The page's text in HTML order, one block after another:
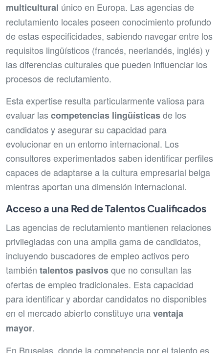
multicultural único en Europa. Las agencias de
reclutamiento locales poseen conocimiento profundo
de estas especificidades, sabiendo navegar entre los
requisitos lingüísticos (francés, neerlandés, inglés) y
las diferencias culturales que pueden influenciar los
procesos de reclutamiento.
Esta expertise resulta particularmente valiosa para
evaluar las competencias lingüísticasde los
candidatos y asegurar su capacidad para
evolucionar en un entorno internacional. Los
consultores experimentados saben identificar perfiles
capaces de adaptarse a la cultura empresarial belga
mientras aportan una dimensión internacional.
Acceso a una Red de Talentos Cualificados
Las agencias de reclutamiento mantienen relaciones
privilegiadas con una amplia gama de candidatos,
incluyendo buscadores de empleo activos pero
también talentos pasivosque no consultan las
ofertas de empleo tradicionales. Esta capacidad
para identificar y abordar candidatos no disponibles
en el mercado abierto constituye unaventaja
mayor.
En Bruselas, donde la competencia por el talento es